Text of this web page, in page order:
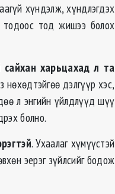
хүндэлж, хүндлэгдэх
тодоос тод жишээ болох
харьцахад л та
нөхөдтэйгөө дэлгүүр хэс,
л энгийн үйлдлүүд шүү
болно.
. Ухаалаг хүмүүстэй
эерэг зүйлсийг бодож